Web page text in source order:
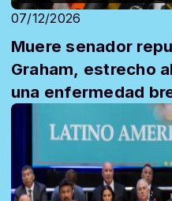
07/12/2026
Muere senador
Graham, estrecho
una enfermedad